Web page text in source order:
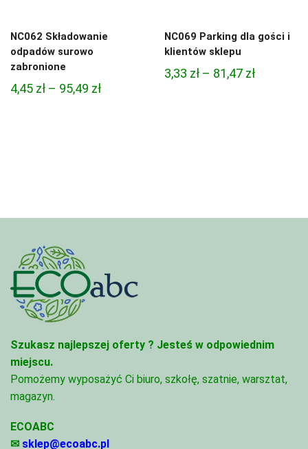
NC062 Składowanie
odpadów surowo
zabronione
4,45 zł – 95,49 złZakres
NC069 Parking dla gości i
klientów sklepu
3,33 zł – 81,47 złZakres
Szukasz najlepszej oferty ? Jesteś w odpowiednim
miejscu.
Pomożemy wyposażyć Ci biuro, szkołę, szatnie, warsztat,
magazyn.
ECOABC
✉ sklep@ecoabc.pl